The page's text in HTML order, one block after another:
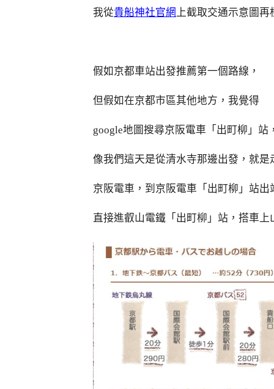
我從貴船神社官網上截取交通示意圖再
假如京都車站出發推薦第一個路線，
但假如在京都市區其他地方，我覺得
google地圖搜尋京阪電車「出町柳」站，
像我們這天是從清水寺那邊出發，就是
京阪電車，到京阪電車「出町柳」站出
直接進叡山電鐵「出町柳」站，搭車上